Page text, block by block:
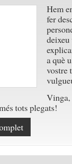
Hem
fer
deixeu
a què
vostre
Vinga,
tots plegats!